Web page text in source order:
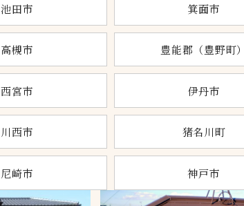
池田市 箕面市
高槻市 豊能郡（豊野町）
西宮市 伊丹市
川西市 猪名川町
尼崎市 神戸市